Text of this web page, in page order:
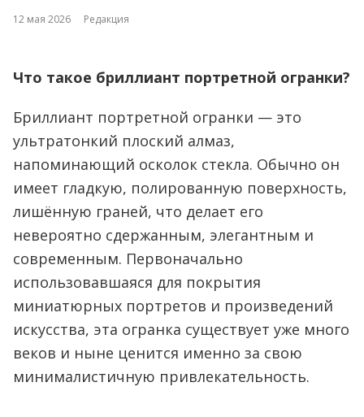
12 мая 2026 Редакция
Что такое бриллиант портретной огранки?
Бриллиант портретной огранки — это
ультратонкий плоский алмаз,
напоминающий осколок стекла. Обычно он
имеет гладкую, полированную поверхность,
лишённую граней, что делает его
невероятно сдержанным, элегантным и
современным. Первоначально
использовавшаяся для покрытия
миниатюрных портретов и произведений
искусства, эта огранка существует уже много
веков и ныне ценится именно за свою
минималистичную привлекательность.